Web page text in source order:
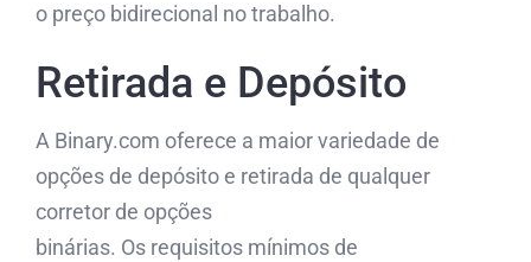
o preço bidirecional no trabalho.
Retirada e Depósito
A Binary.com oferece a maior variedade de
opções de depósito e retirada de qualquer
corretor de opções
binárias. Os requisitos mínimos de